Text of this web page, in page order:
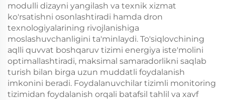
modulli dizayni yangilash va texnik xizmat
ko'rsatishni osonlashtiradi hamda dron
texnologiyalarining rivojlanishiga
moslashuvchanligini ta'minlaydi. To'siqlovchining
aqlli quvvat boshqaruv tizimi energiya iste'molini
optimallashtiradi, maksimal samaradorlikni saqlab
turish bilan birga uzun muddatli foydalanish
imkonini beradi. Foydalanuvchilar tizimli monitoring
tizimidan foydalanish orqali batafsil tahlil va xavf